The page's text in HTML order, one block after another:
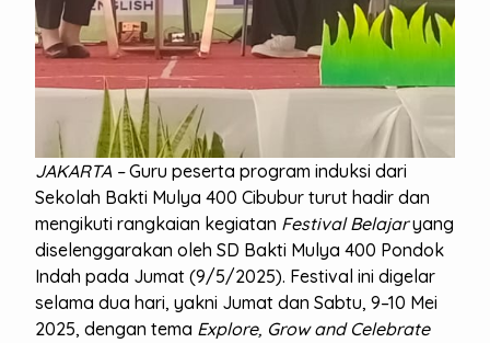
JAKARTA –Guru peserta program induksi dari
Sekolah Bakti Mulya 400 Cibubur turut hadir dan
mengikuti rangkaian kegiatan Festival Belajaryang
diselenggarakan oleh SD Bakti Mulya 400 Pondok
Indah pada Jumat (9/5/2025). Festival ini digelar
selama dua hari, yakni Jumat dan Sabtu, 9–10 Mei
2025, dengan tema Explore, Grow and Celebrate